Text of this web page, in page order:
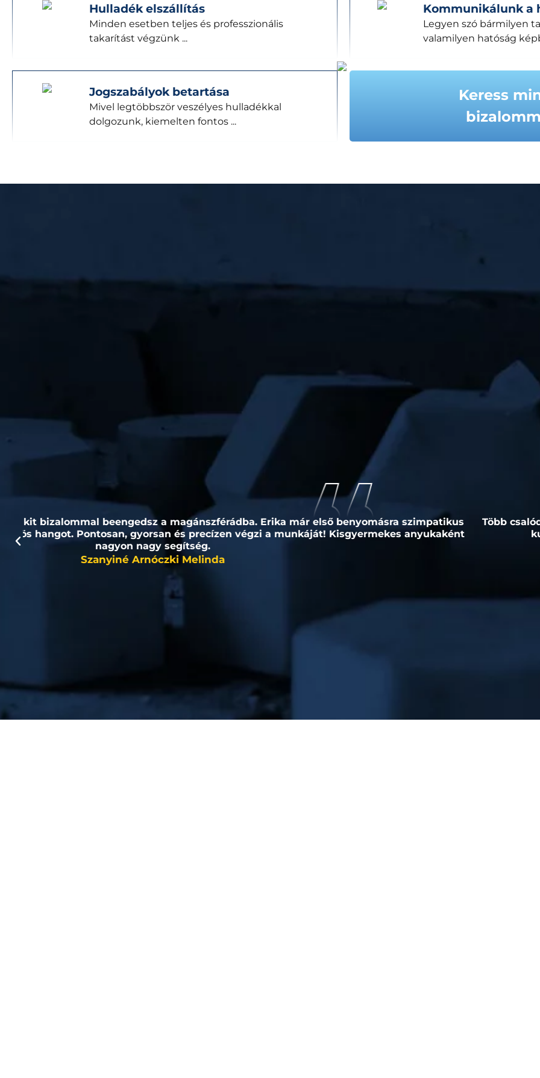
Hulladék elszállítás
Minden esetben teljes és professzionális
takarítást végzünk ...
Jogszabályok betartása
Mivel legtöbbször veszélyes hulladékkal
dolgozunk, kiemelten fontos ...
Kommunikálunk a
Legyen szó bármilyen
valamilyen hatóság
Keress
Több csalódás után találtam rá Erikára. Teljes mértékben meg vagyok vele és a munkájával
kutya mellett van bőven teendője, de állja a sarat mind emberileg, mind kitartással. Csak